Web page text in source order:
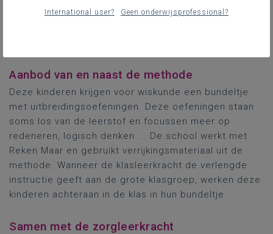
Aanbod van en naast de methode
Deze kinderen krijgen voor wiskunde een bundeltje
met uitbreidingsoefeningen. Deze oefeningen staan
soms los van de leerstof en focussen meer op
redeneren, logisch denken ... De school werkt met
Reken Maar en gebruikt verrijkingsmateriaal uit de
methode. Wanneer de klasleerkracht de verlengde
instructie geeft aan de grote klasgroep, werken deze
kinderen achteraan in de klas in hun bundeltje.
Samen met de zorgleerkracht
International user? Geen onderwijsprofessional?